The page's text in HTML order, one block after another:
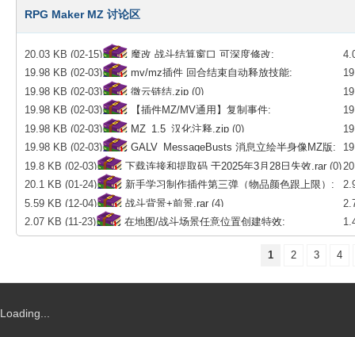
RPG Maker MZ 讨论区
20.03 KB (02-15)
魔改 战斗结算窗口 可深度修改:
BattleResultsPopup.rar (1)
19.98 KB (02-03)
mv/mz插件 回合结束自动释放技能:
AB_AutoSkillState.7z(8)
19.98 KB (02-03) 微云链结.zip (0)
19.98 KB (02-03)
【插件MZ/MV通用】复制事件:
MaDaMan_fuzhishijian.rar(0)
19.98 KB (02-03) MZ_1.5_汉化注释.zip (0)
19.98 KB (02-03)
GALV_MessageBusts 消息立绘半身像MZ版:
PANDA_AutoActorFace.rar(0)
19.8 KB (02-03) 下载连接和提取码 于2025年3月28日失效.rar (0)
20.1 KB (01-24)
新手学习制作插件第三弹（物品颜色跟上限）:
HL_MaxItem.zip(0)
5.59 KB (12-04)
战斗背景+前景.rar (4)
2.07 KB (11-23)
在地图/战斗场景任意位置创建特效:
1 2 3 4
Loading...